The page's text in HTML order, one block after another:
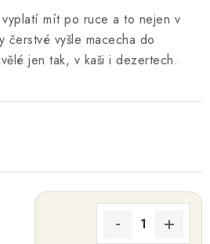
mít po ruce a to nejen v
čerstvé vyšle macecha do
jen tak, v kaši i dezertech.